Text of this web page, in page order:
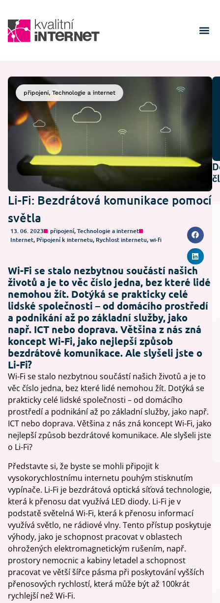
připojení, Technologie a internet
Li-Fi: Bezdrátová komunikace pomocí
světla
13. 06. 2023 připojení,Technologie a internet
Internet, Připojení k internetu, Rychlost internetu,wi-fi
Wi-Fi se stalo nezbytnou součástí našich
životů a je to věc číslo jedna, bez které lidé
nemohou žít. Dotýká se prakticky celé
lidské společnosti – od domácího prostředí
a podnikání až po základní služby, jako
např. ICT nebo doprava. Většina z nás zná
koncept Wi-Fi, jako nejlepší způsob
bezdrátové komunikace. Ale slyšeli jste o
Li-Fi?
Wi-Fi se stalo nezbytnou součástí našich životů a je to
věc číslo jedna, bez které lidé nemohou žít. Dotýká se
prakticky celé lidské společnosti – od domácího
prostředí a podnikání až po základní služby, jako např.
ICT nebo doprava. Většina z nás zná koncept Wi-Fi, jako
nejlepší způsob bezdrátové komunikace. Ale slyšeli jste
o Li-Fi?
Představte si, že byste se mohli připojit k
vysokorychlostnímu internetu pouhým stisknutím
vypínače. Li-Fi je bezdrátová optická síťová technologie,
která k přenosu dat využívá LED diody. Li-Fi je v
podstatě světelná Wi-Fi, která k přenosu informací
využívá světlo, ne rádiové vlny. Tento přístup poskytuje
výhody, jako je schopnost pracovat v oblastech
ohrožených elektromagnetickým rušením, např.
prostory nemocnic a kabiny letadel a schopnost
pracovat ve větší šířce pásma při poskytování vyšších
přenosových rychlostí, která může být až 100krát
rychlejší než Wi-Fi.